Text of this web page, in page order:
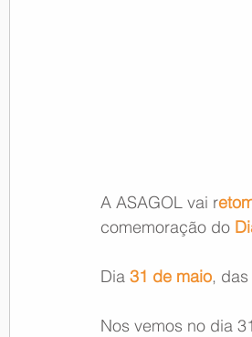
A ASAGOL vai r
comemoração do
Dia 31 de maio, das
Nos vemos no dia